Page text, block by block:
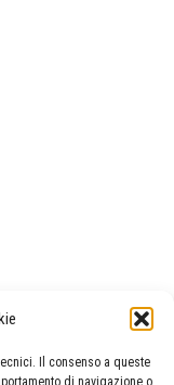
Il consenso a queste
di navigazione o
apertura Galleria)